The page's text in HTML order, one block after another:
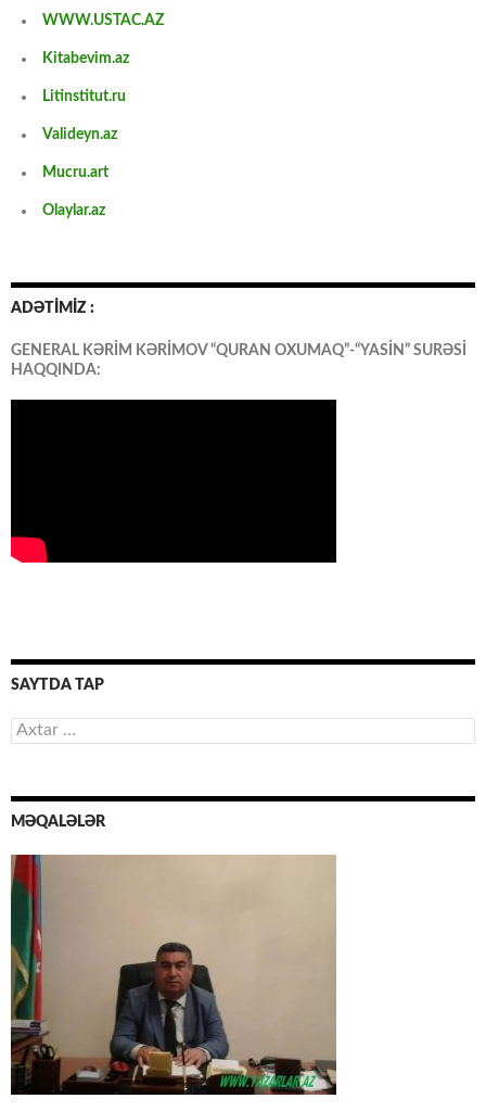
WWW.USTAC.AZ
Kitabevim.az
Litinstitut.ru
Valideyn.az
Mucru.art
Olaylar.az
ADƏTİMİZ :
GENERAL KƏRİM KƏRİMOV “QURAN OXUMAQ”-“YASİN” SURƏSİ
HAQQINDA:
SAYTDA TAP
Axtarış:
MƏQALƏLƏR